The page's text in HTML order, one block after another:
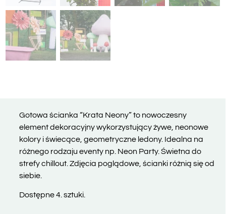
Gotowa ścianka “Krata Neony” to nowoczesny
element dekoracyjny wykorzystujący żywe, neonowe
kolory i świecące, geometryczne ledony. Idealna na
różnego rodzaju eventy np. Neon Party. Świetna do
strefy chillout. Zdjęcia poglądowe, ścianki różnią się od
siebie.
Dostępne 4. sztuki.